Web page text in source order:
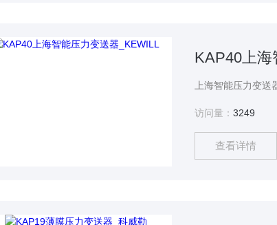
KAP40上
访问量：3249
查看详情